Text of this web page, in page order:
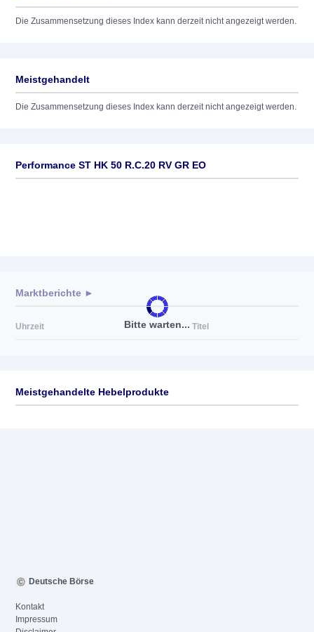
Die Zusammensetzung dieses Index kann derzeit nicht angezeigt werden.
Meistgehandelt
Die Zusammensetzung dieses Index kann derzeit nicht angezeigt werden.
Performance ST HK 50 R.C.20 RV GR EO
Bitte warten...
Marktberichte ►
Uhrzeit Titel
Meistgehandelte Hebelprodukte
Deutsche Börse
Kontakt
Impressum